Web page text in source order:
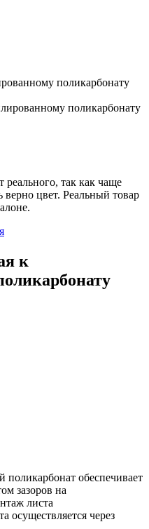
поликарбонату
реального, так как чаще
верно цвет. Реальный товар
к
обеспечивает
зазоров на
листа
осуществляется через